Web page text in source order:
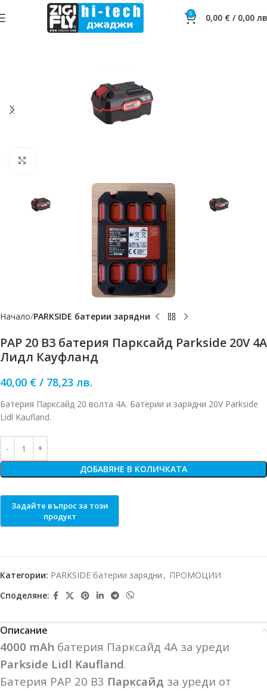
0 0,00 € / 0,00
Начало PARKSIDE батерии зарядни
PAP 20 B3 батерия Парксайд Parkside 20V 4A
Лидл Кауфланд
40,00 € / 78,23 лв.
Батерия Парксайд 20 волта 4А. Батерии и зарядни 20V Parkside
Lidl Kaufland.
ДОБАВЯНЕ В КОЛИЧКАТА
Категории: PARKSIDE батерии зарядни , ПРОМОЦИИ
Споделяне:
Описание
4000 mAh батерия Парксайд 4А за уреди
Parkside Lidl Kaufland.
Батерия PAP 20 B3 Парксайд за уреди от